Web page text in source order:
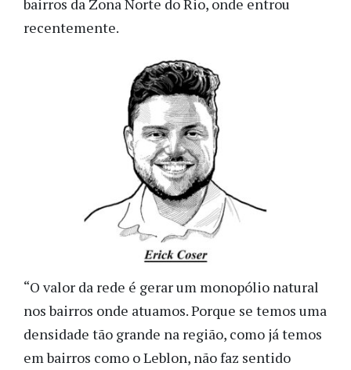
bairros da Zona Norte do Rio, onde entrou
recentemente.
“O valor da rede é gerar um monopólio natural
nos bairros onde atuamos. Porque se temos uma
densidade tão grande na região, como já temos
em bairros como o Leblon, não faz sentido